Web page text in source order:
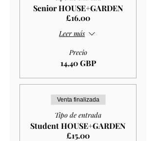
Senior HOUSE+GARDEN
£16.00
Leer más
Precio
14,40 GBP
Venta finalizada
Tipo de entrada
Student HOUSE+GARDEN
£15.00